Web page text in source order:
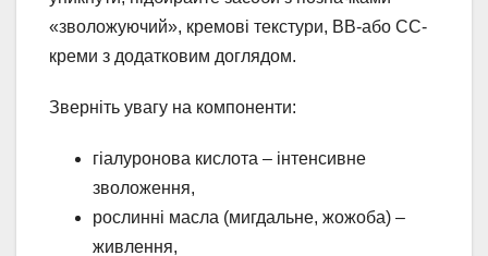
«зволожуючий», кремові текстури, BB-або CC-
креми з додатковим доглядом.
Зверніть увагу на компоненти:
гіалуронова кислота – інтенсивне
зволоження,
рослинні масла (мигдальне, жожоба) –
живлення,